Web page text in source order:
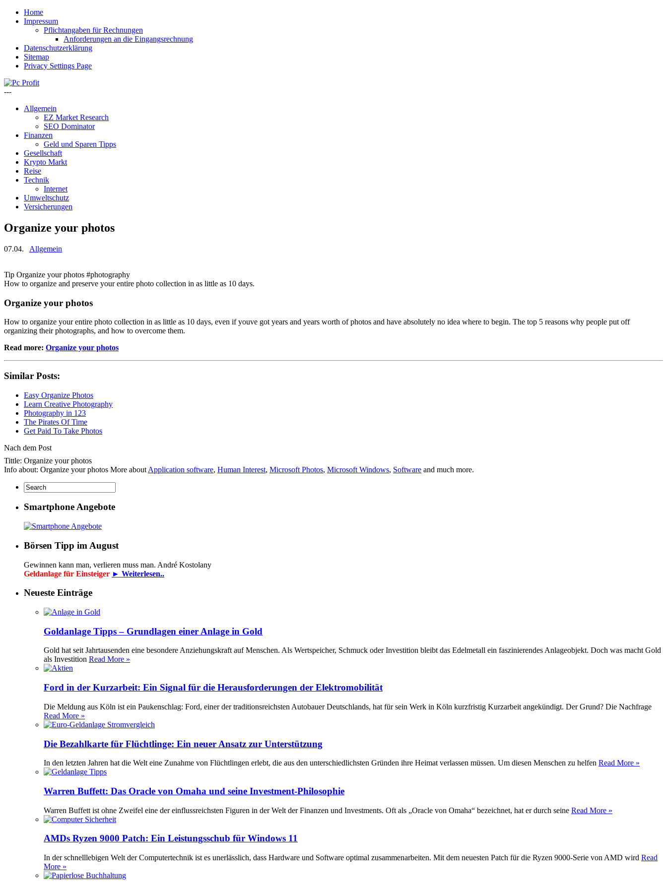
Home
Impressum
Pflichtangaben für Rechnungen
Anforderungen an die Eingangsrechnung
Datenschutzerklärung
Sitemap
Privacy Settings Page
---
Allgemein
EZ Market Research
SEO Dominator
Finanzen
Geld und Sparen Tipps
Gesellschaft
Krypto Markt
Reise
Technik
Internet
Umweltschutz
Versicherungen
Organize your photos
07.04. Allgemein
Tip Organize your photos #photography
How to organize and preserve your entire photo collection in as little as 10 days.
Organize your photos
How to organize your entire photo collection in as little as 10 days, even if youve got years and years worth of photos and have absolutely no idea where to begin. The top 5 reasons why people put off
organizing their photographs, and how to overcome them.
Read more: Organize your photos
Similar Posts:
Easy Organize Photos
Learn Creative Photography
Photography in 123
The Pirates Of Time
Get Paid To Take Photos
Nach dem Post
Tittle: Organize your photos
Info about: Organize your photos More about Application software, Human Interest, Microsoft Photos, Microsoft Windows, Software and much more.
Smartphone Angebote
Börsen Tipp im August
Gewinnen kann man, verlieren muss man. André Kostolany
Geldanlage für Einsteiger ► Weiterlesen..
Neueste Einträge
Goldanlage Tipps – Grundlagen einer Anlage in Gold
Gold hat seit Jahrtausenden eine besondere Anziehungskraft auf Menschen. Als Wertspeicher, Schmuck oder Investition bleibt das Edelmetall ein faszinierendes Anlageobjekt. Doch was macht Gold
als Investition Read More »
Ford in der Kurzarbeit: Ein Signal für die Herausforderungen der Elektromobilität
Die Meldung aus Köln ist ein Paukenschlag: Ford, einer der traditionsreichsten Autobauer Deutschlands, hat für sein Werk in Köln kurzfristig Kurzarbeit angekündigt. Der Grund? Die Nachfrage
Read More »
Die Bezahlkarte für Flüchtlinge: Ein neuer Ansatz zur Unterstützung
In den letzten Jahren hat die Welt eine Zunahme von Flüchtlingen erlebt, die aus den unterschiedlichsten Gründen ihre Heimat verlassen müssen. Um diesen Menschen zu helfen Read More »
Warren Buffett: Das Oracle von Omaha und seine Investment-Philosophie
Warren Buffett ist ohne Zweifel eine der einflussreichsten Figuren in der Welt der Finanzen und Investments. Oft als „Oracle von Omaha“ bezeichnet, hat er durch seine Read More »
AMDs Ryzen 9000 Patch: Ein Leistungsschub für Windows 11
In der schnelllebigen Welt der Computertechnik ist es unerlässlich, dass Hardware und Software optimal zusammenarbeiten. Mit dem neuesten Patch für die Ryzen 9000-Serie von AMD wird Read
More »